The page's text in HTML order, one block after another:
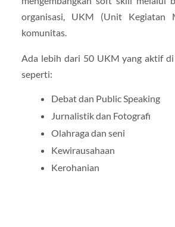
organisasi, UKM (Unit Kegiatan
komunitas.
Ada lebih dari 50 UKM yang aktif di
seperti:
Debat dan Public Speaking
Jurnalistik dan Fotografi
Olahraga dan seni
Kewirausahaan
Kerohanian